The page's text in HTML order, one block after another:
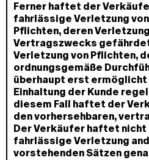
Ferner haftet der
fahrlässige Verletzung
Pflichten, deren
Vertragszwecks
Verletzung von Pflichten,
ordnungsgemäße
überhaupt erst ermöglicht
Einhaltung der Kunde
diesem Fall haftet der
den vorhersehbaren,
Der Verkäufer haftet
fahrlässige Verletzung
vorstehenden Sätzen